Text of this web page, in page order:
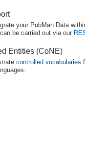
your PubMan Data
be carried out via our
Entities (CoNE)
controlled vocabularies